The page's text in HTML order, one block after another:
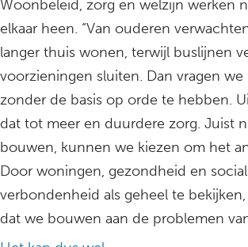
Woonbeleid, zorg en welzijn werken
elkaar heen. “Van ouderen
langer thuis wonen, terwijl buslijnen
voorzieningen sluiten. Dan vragen we
zonder de basis op orde te hebben.
dat tot meer en duurdere zorg. Juist
bouwen, kunnen we kiezen om het
Door woningen, gezondheid en
verbondenheid als geheel te
dat we bouwen aan de problemen